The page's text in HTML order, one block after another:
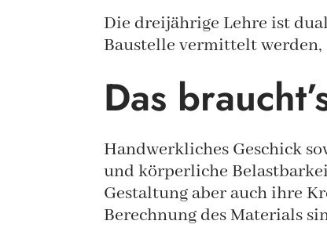
Die dreijährige Lehre ist
Baustelle vermittelt
Das
Handwerkliches Geschick
und körperliche
Gestaltung aber auch ihre
Berechnung des Materials